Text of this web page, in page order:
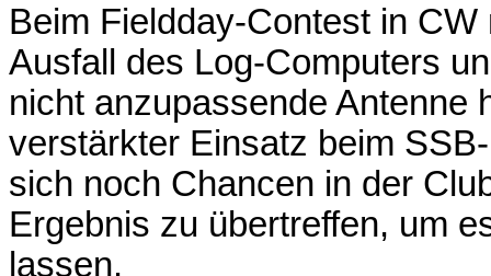
Beim Fieldday-Contest in
Ausfall des Log-Computers
nicht anzupassende Antenne
verstärkter Einsatz beim
sich noch Chancen in der
Ergebnis zu übertreffen, um
lassen.